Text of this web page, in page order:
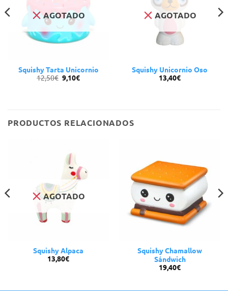
AGOTADO
Squishy Tarta Unicornio
12,50€ El
precio
9,10€El
precio
AGOTADO
Squishy Unicornio Oso
13,40€
PRODUCTOS RELACIONADOS
AGOTADO
Squishy Alpaca
13,80€
Squishy Chamallow
Sándwich
19,40€